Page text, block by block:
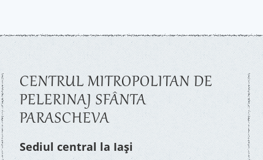
CENTRUL MITROPOLITAN DE
PELERINAJ SFÂNTA
PARASCHEVA
Sediul central la Iași